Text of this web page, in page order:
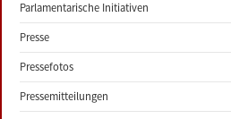
Parlamentarische Initiativen
Presse
Pressefotos
Pressemitteilungen